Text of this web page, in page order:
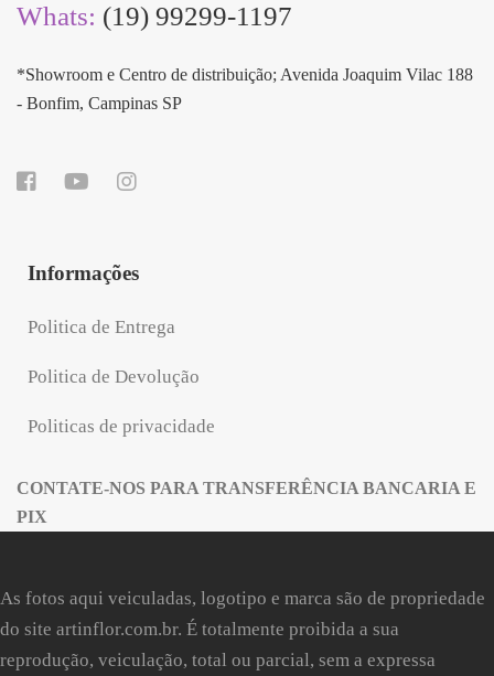
Whats: (19) 99299-1197
*Showroom e Centro de distribuição; Avenida Joaquim Vilac 188
- Bonfim, Campinas SP
Informações
Politica de Entrega
Politica de Devolução
Politicas de privacidade
CONTATE-NOS PARA TRANSFERÊNCIA BANCARIA E
PIX
As fotos aqui veiculadas, logotipo e marca são de propriedade
do site artinflor.com.br. É totalmente proibida a sua
reprodução, veiculação, total ou parcial, sem a expressa